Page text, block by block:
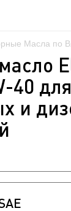
Масла по
40 для
и